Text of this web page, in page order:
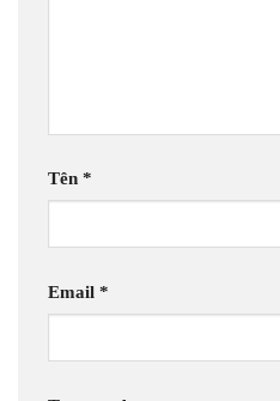
Tên *
Email *